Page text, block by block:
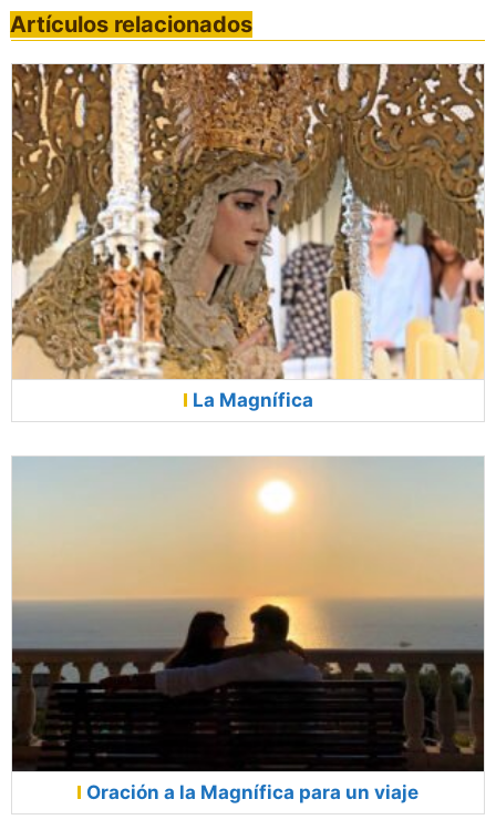
Artículos relacionados
La Magnífica
Oración a la Magnífica para un viaje